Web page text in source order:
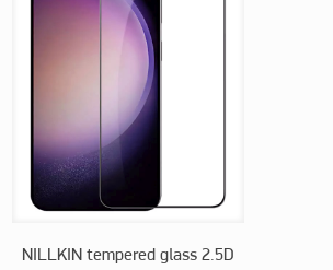
NILLKIN tempered glass 2.5D